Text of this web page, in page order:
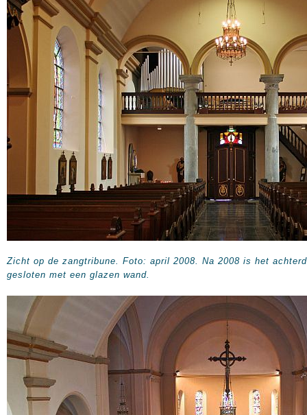
Zicht op de zangtribune. Foto: april 2008. Na 2008 is het
gesloten met een glazen wand.